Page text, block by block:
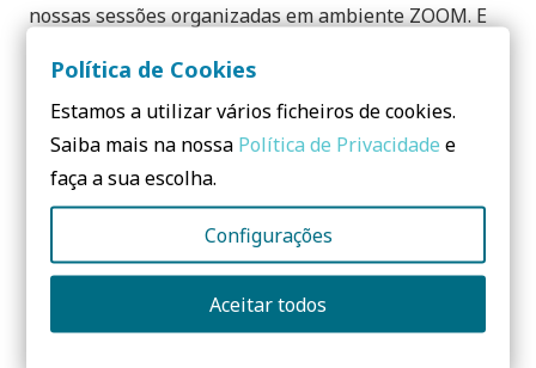
nossas sessões organizadas em ambiente ZOOM. E
conhecimento, tem como objetivo esclarecer todo os
participantes, a saberem decidir, na altura de
escolher/especificar produtos e materiais para a
construção, seja numa simples
remodelação/manutenção ou (o arquiteto) num
projeto de arquitetura.
Fique atento. Estas segundas feiras
Política de Cookies
Estamos a utilizar vários ficheiros de cookies.
Saiba mais na nossa Política de Privacidade e
faça a sua escolha.
Configurações
Aceitar todos